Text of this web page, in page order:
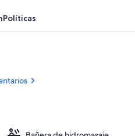
Políticas